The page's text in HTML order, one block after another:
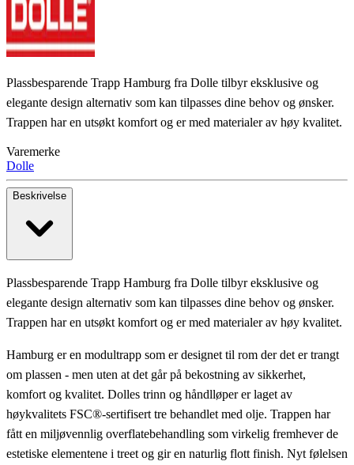
Plassbesparende Trapp Hamburg fra Dolle tilbyr eksklusive og
elegante design alternativ som kan tilpasses dine behov og ønsker.
Trappen har en utsøkt komfort og er med materialer av høy kvalitet.
Varemerke
Dolle
Beskrivelse
Plassbesparende Trapp Hamburg fra Dolle tilbyr eksklusive og
elegante design alternativ som kan tilpasses dine behov og ønsker.
Trappen har en utsøkt komfort og er med materialer av høy kvalitet.
Hamburg er en modultrapp som er designet til rom der det er trangt
om plassen - men uten at det går på bekostning av sikkerhet,
komfort og kvalitet. Dolles trinn og håndlløper er laget av
høykvalitets FSC®-sertifisert tre behandlet med olje. Trappen har
fått en miljøvennlig overflatebehandling som virkelig fremhever de
estetiske elementene i treet og gir en naturlig flott finish. Nyt følelsen